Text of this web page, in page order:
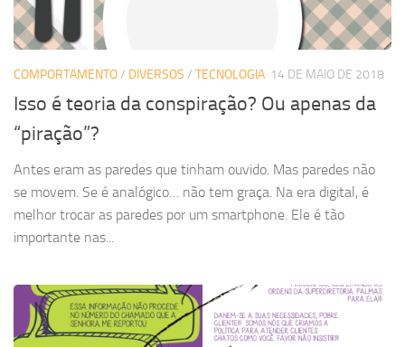
COMPORTAMENTO/ DIVERSOS / TECNOLOGIA 14 DE MAIO DE 2018
Isso é teoria da conspiração? Ou apenas da
“piração”?
Antes eram as paredes que tinham ouvido. Mas paredes não
se movem. Se é analógico… não tem graça. Na era digital, é
melhor trocar as paredes por um smartphone. Ele é tão
importante nas...